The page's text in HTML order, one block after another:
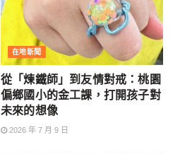
在地新聞
從「煉鐵師」到友情對戒：桃園
偏鄉國小的金工課，打開孩子對
未來的想像
2026 年 7 月 9 日